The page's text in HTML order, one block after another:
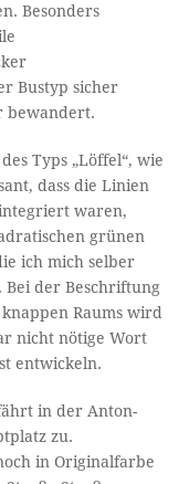
Besonders
Bustyp sicher
bewandert.
Typs „Löffel“, wie
dass die Linien
waren,
grünen
ich mich selber
Bei der Beschriftung
Raums wird
nicht nötige Wort
entwickeln.
in der Anton-
zu.
in Originalfarbe